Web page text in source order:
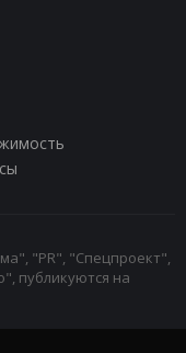
"PR", "Спецпроект",
публикуются на